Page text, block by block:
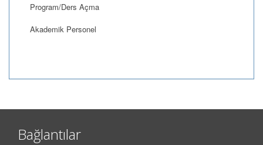
Program/Ders Açma
Akademik Personel
Bağlantılar